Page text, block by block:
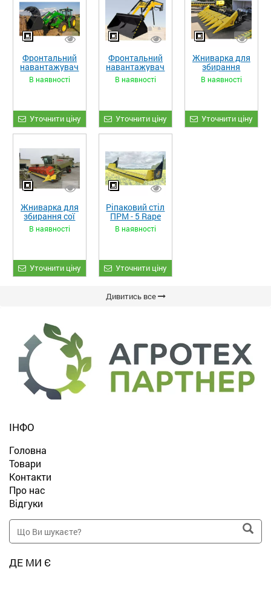
Фронтальний
навантажувач
«STRONG XL»
В наявності
Уточнити ціну
Фронтальний
навантажувач
«STRONG»
В наявності
Уточнити ціну
Жниварка для
збирання
кукурудзи
ЖКИ-870
В наявності
Уточнити ціну
Жниварка для
збирання сої
та гороху
«ETTARO»
В наявності
Уточнити ціну
Ріпаковий стіл
ПРМ - 5 Rape
Fiore
В наявності
Уточнити ціну
Дивитись все
ІНФО
Головна
Товари
Контакти
Про нас
Відгуки
ДЕ МИ Є